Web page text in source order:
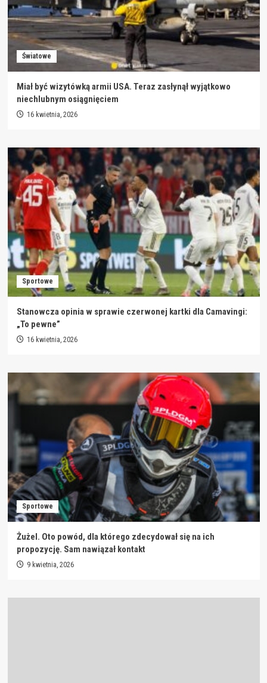
Światowe
Miał być wizytówką armii USA. Teraz zasłynął wyjątkowo
niechlubnym osiągnięciem
16 kwietnia, 2026
Sportowe
Stanowcza opinia w sprawie czerwonej kartki dla Camavingi:
„To pewne”
16 kwietnia, 2026
Sportowe
Żużel. Oto powód, dla którego zdecydował się na ich
propozycję. Sam nawiązał kontakt
9 kwietnia, 2026